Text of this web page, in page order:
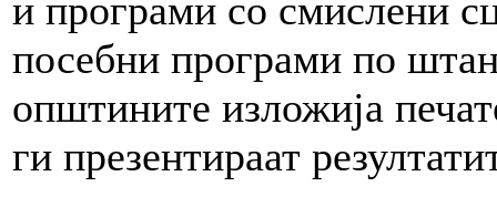
и програми со смислени
посебни програми по
општините изложија
ги презентираат